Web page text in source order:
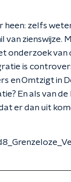
heen: zelfs
zienswijze.
onderzoek van
is
en Omtzigt in
En als van
er dan uit